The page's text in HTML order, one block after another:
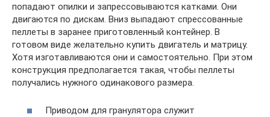
попадают опилки и запрессовываются катками. Они
двигаются по дискам. Вниз выпадают спрессованные
пеллеты в заранее приготовленный контейнер. В
готовом виде желательно купить двигатель и матрицу.
Хотя изготавливаются они и самостоятельно. При этом
конструкция предполагается такая, чтобы пеллеты
получались нужного одинакового размера.
Приводом для гранулятора служит